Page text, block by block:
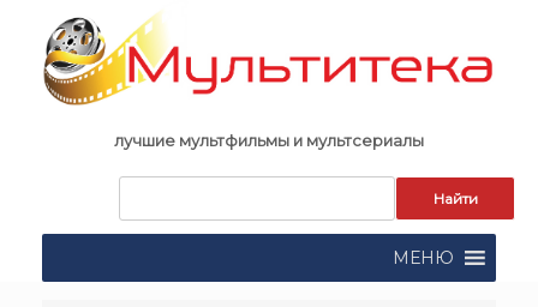
content
лучшие мультфильмы и мультсериалы
поиска:
МЕНЮ